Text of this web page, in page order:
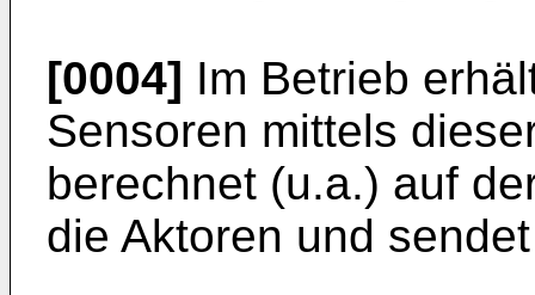
[0004] Im Betrieb
Sensoren mittels
berechnet (u.a.) auf
die Aktoren und